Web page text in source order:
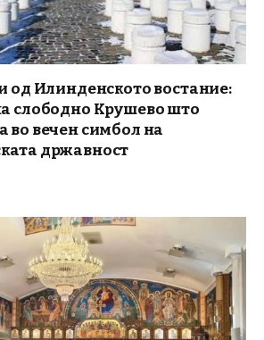
од Илинденското востание:
слободно Крушево што
во вечен симбол на
државност